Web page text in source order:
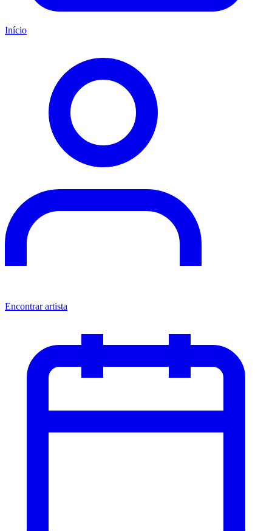
Início
Encontrar artista